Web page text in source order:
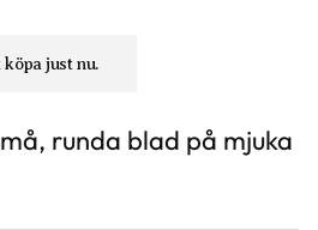
just nu.
runda blad på mjuka